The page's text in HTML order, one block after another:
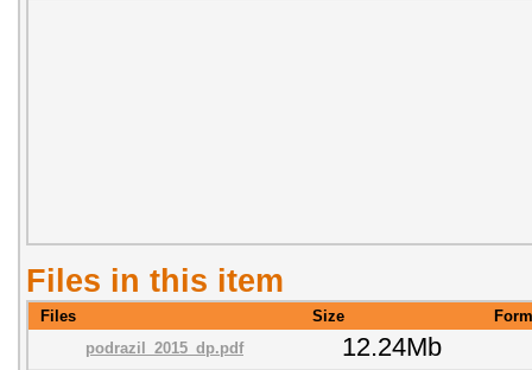
Files in this item
Files Size
podrazil_2015_dp.pdf
12.24Mb